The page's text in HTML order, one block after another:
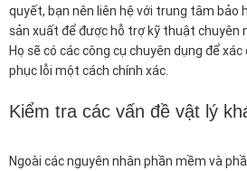
quyết, bạn nên liên hệ với trung tâm bảo
sản xuất để được hỗ trợ kỹ thuật chuyên
Họ sẽ có các công cụ chuyên dụng để
phục lỗi một cách chính xác.
Kiểm tra các vấn đề vật lý
Ngoài các nguyên nhân phần mềm và